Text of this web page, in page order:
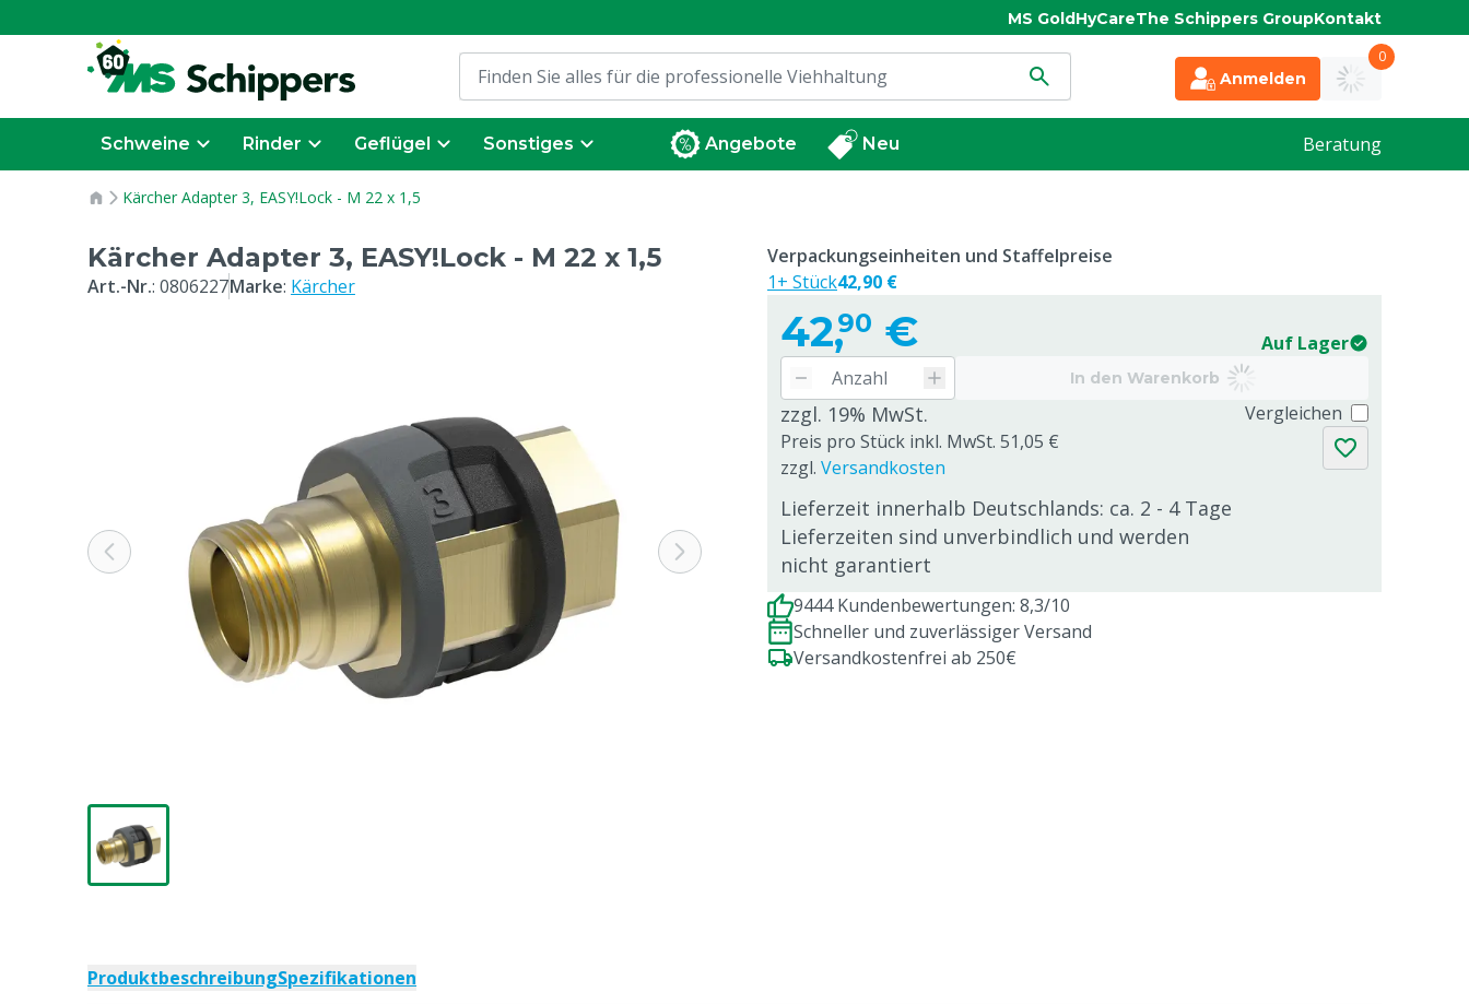
MS GoldHyCareThe Schippers GroupKontakt
Anmelden
0
Schweine Rinder Geflügel Sonstiges Angebote Neu Beratung
Kärcher Adapter 3, EASY!Lock - M 22 x 1,5
Kärcher Adapter 3, EASY!Lock - M 22 x 1,5
Art.-Nr.: 0806227Marke: Kärcher
42,90 € Auf Lager
In den Warenkorb
zzgl. 19% MwSt.
Preis pro Stück inkl. MwSt. 51,05 €
zzgl. Versandkosten
Lieferzeit innerhalb Deutschlands: ca. 2 - 4 Tage
Lieferzeiten sind unverbindlich und werden
nicht garantiert
Vergleichen
Verpackungseinheiten und Staffelpreise
1+ Stück42,90 €
9444 Kundenbewertungen: 8,3/10
Schneller und zuverlässiger Versand
Versandkostenfrei ab 250€
ProduktbeschreibungSpezifikationen